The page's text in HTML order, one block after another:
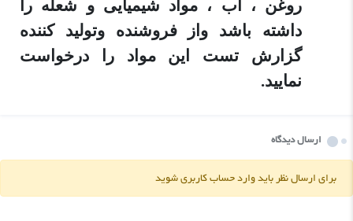
روغن ، آب ، مواد شیمیایی و شعله را
داشته باشد واز فروشنده وتولید کننده
گزارش تست این مواد را درخواست
نمایید.
ارسال دیدگاه
برای ارسال نظر باید وارد حساب کاربری شوید